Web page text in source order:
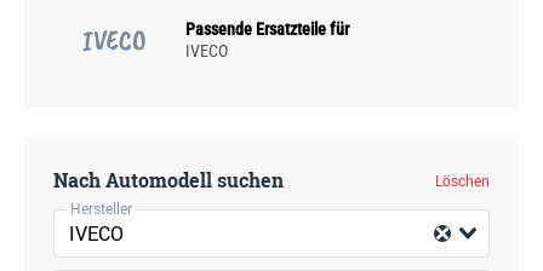
IVECO
Passende Ersatzteile für
IVECO
Nach Automodell suchen
Löschen
Hersteller
IVECO